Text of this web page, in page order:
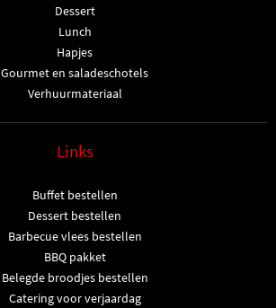
Dessert
Lunch
Hapjes
Gourmet en saladeschotels
Verhuurmateriaal
Links
Buffet bestellen
Dessert bestellen
Barbecue vlees bestellen
BBQ pakket
Belegde broodjes bestellen
Catering voor verjaardag